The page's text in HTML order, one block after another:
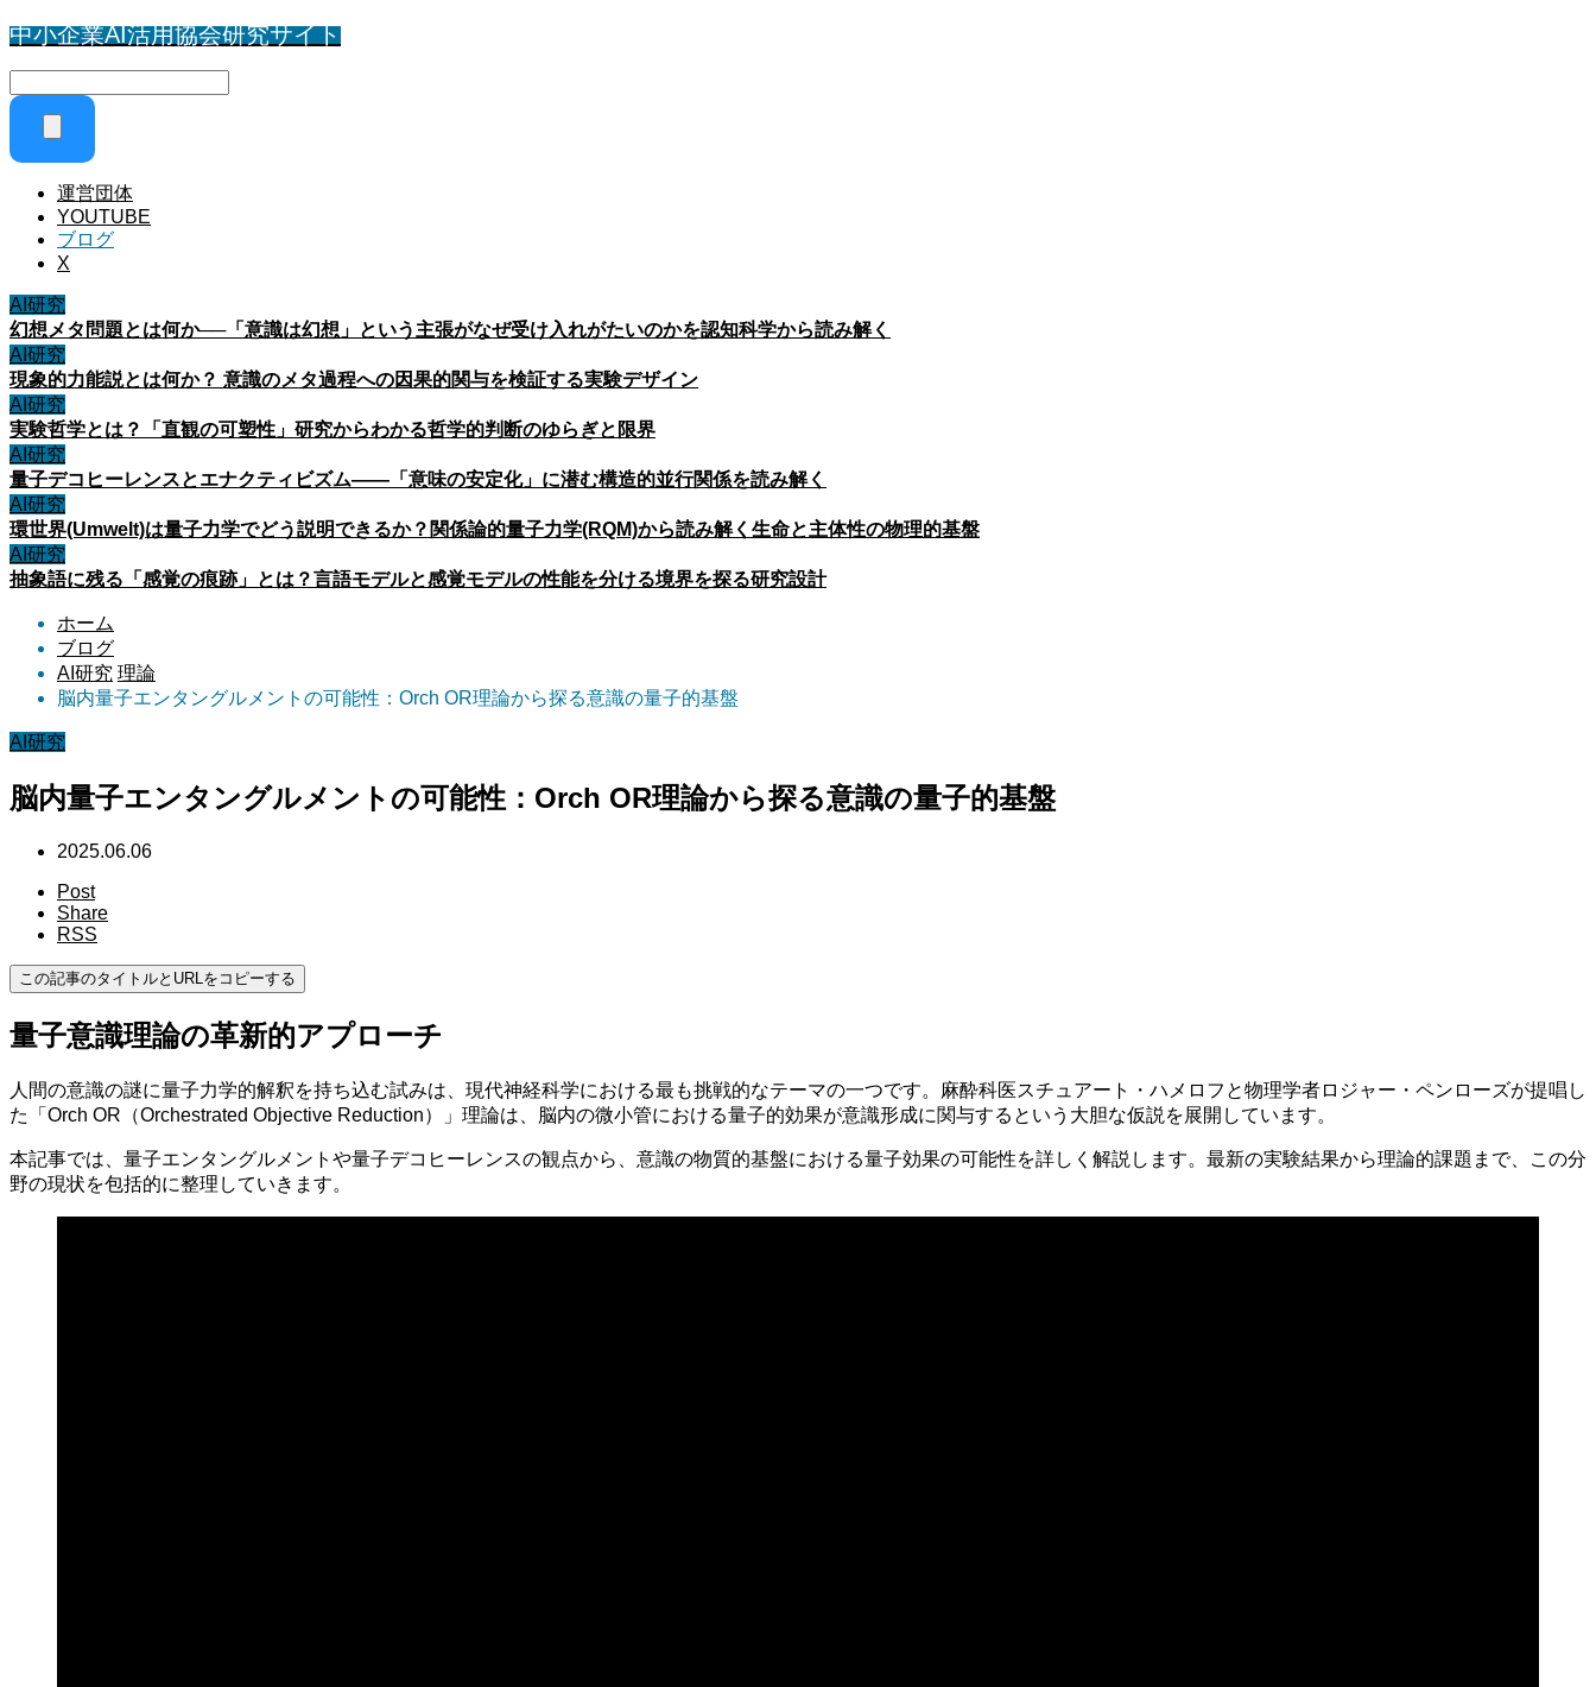
中小企業AI活用協会研究サイト
運営団体
YOUTUBE
ブログ
X
AI研究
幻想メタ問題とは何か──「意識は幻想」という主張がなぜ受け入れがたいのかを認知科学から読み解く
AI研究
現象的力能説とは何か？ 意識のメタ過程への因果的関与を検証する実験デザイン
AI研究
実験哲学とは？「直観の可塑性」研究からわかる哲学的判断のゆらぎと限界
AI研究
量子デコヒーレンスとエナクティビズム――「意味の安定化」に潜む構造的並行関係を読み解く
AI研究
環世界(Umwelt)は量子力学でどう説明できるか？関係論的量子力学(RQM)から読み解く生命と主体性の物理的基盤
AI研究
抽象語に残る「感覚の痕跡」とは？言語モデルと感覚モデルの性能を分ける境界を探る研究設計
ホーム
ブログ
AI研究 理論
脳内量子エンタングルメントの可能性：Orch OR理論から探る意識の量子的基盤
AI研究
脳内量子エンタングルメントの可能性：Orch OR理論から探る意識の量子的基盤
2025.06.06
Post
Share
RSS
この記事のタイトルとURLをコピーする
量子意識理論の革新的アプローチ
人間の意識の謎に量子力学的解釈を持ち込む試みは、現代神経科学における最も挑戦的なテーマの一つです。麻酔科医スチュアート・ハメロフと物理学者ロジャー・ペンローズが提唱し
た「Orch OR（Orchestrated Objective Reduction）」理論は、脳内の微小管における量子的効果が意識形成に関与するという大胆な仮説を展開しています。
本記事では、量子エンタングルメントや量子デコヒーレンスの観点から、意識の物質的基盤における量子効果の可能性を詳しく解説します。最新の実験結果から理論的課題まで、この分
野の現状を包括的に整理していきます。